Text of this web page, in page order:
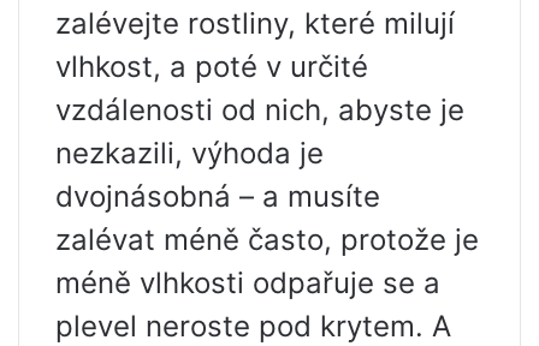
zalévejte rostliny, které milují
vlhkost, a poté v určité
vzdálenosti od nich, abyste je
nezkazili, výhoda je
dvojnásobná – a musíte
zalévat méně často, protože je
méně vlhkosti odpařuje se a
plevel neroste pod krytem. A